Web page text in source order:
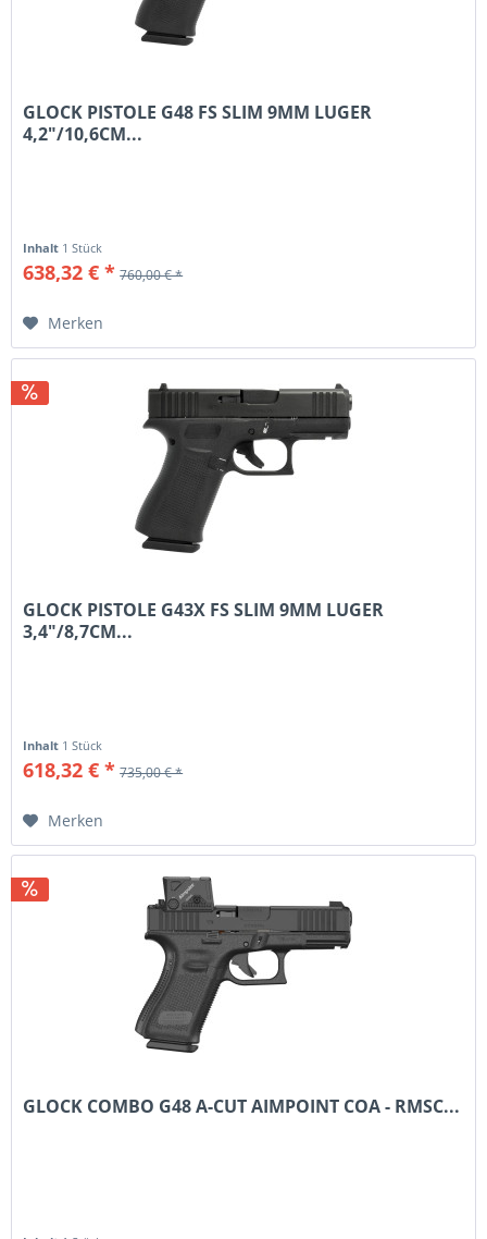
GLOCK PISTOLE G48 FS SLIM 9MM LUGER
4,2"/10,6CM...
Inhalt 1 Stück
638,32 € * 760,00 € *
Merken
GLOCK PISTOLE G43X FS SLIM 9MM LUGER
3,4"/8,7CM...
Inhalt 1 Stück
618,32 € * 735,00 € *
Merken
GLOCK COMBO G48 A-CUT AIMPOINT COA - RMSC...